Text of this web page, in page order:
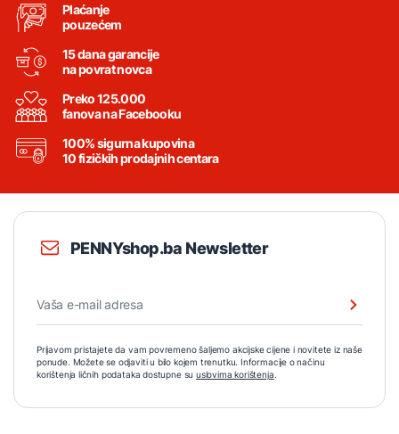
Plaćanje
pouzećem
15 dana garancije
na povrat novca
Preko 125.000
fanova na Facebooku
100% sigurna kupovina
10 fizičkih prodajnih centara
PENNYshop.ba Newsletter
Prijavom pristajete da vam povremeno šaljemo akcijske cijene i novitete iz naše
ponude. Možete se odjaviti u bilo kojem trenutku. Informacije o načinu
korištenja ličnih podataka dostupne su uslovima korištenja.